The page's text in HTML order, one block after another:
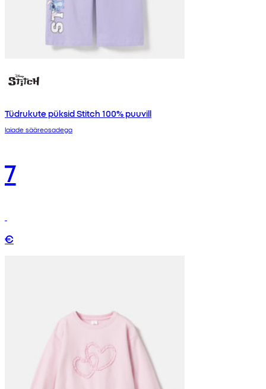
Tüdrukute püksid Stitch 100% puuvill
laiade sääreosadega
7
€